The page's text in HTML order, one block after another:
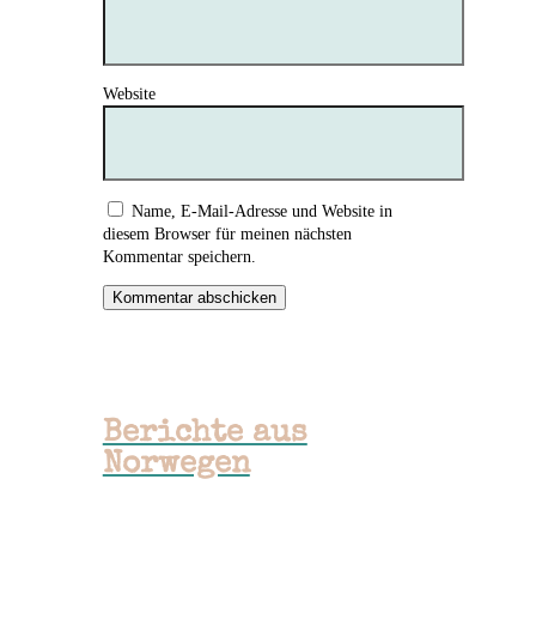
Website
Name, E-Mail-Adresse und Website in
diesem Browser für meinen nächsten
Kommentar speichern.
Kommentar abschicken
Berichte aus
Norwegen